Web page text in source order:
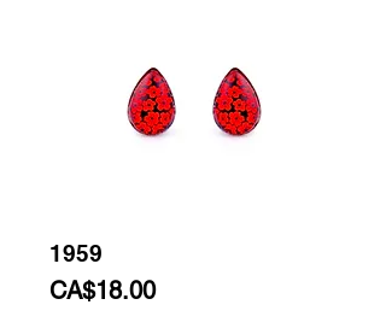
1959
CA$18.00Price